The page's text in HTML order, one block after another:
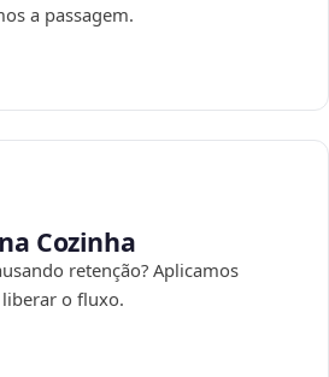
a passagem.
Cozinha
retenção? Aplicamos
liberar o fluxo.